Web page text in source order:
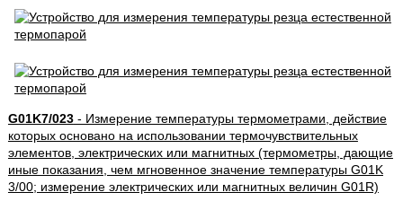
G01K7/023- Измерение температуры термометрами, действие
которых основано на использовании термочувствительных
элементов, электрических или магнитных (термометры, дающие
иные показания, чем мгновенное значение температуры G01K
3/00; измерение электрических или магнитных величин G01R)